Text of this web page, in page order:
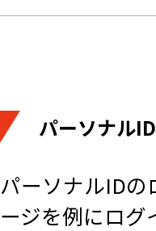
パーソナル
パーソナルID
ージを例にログ